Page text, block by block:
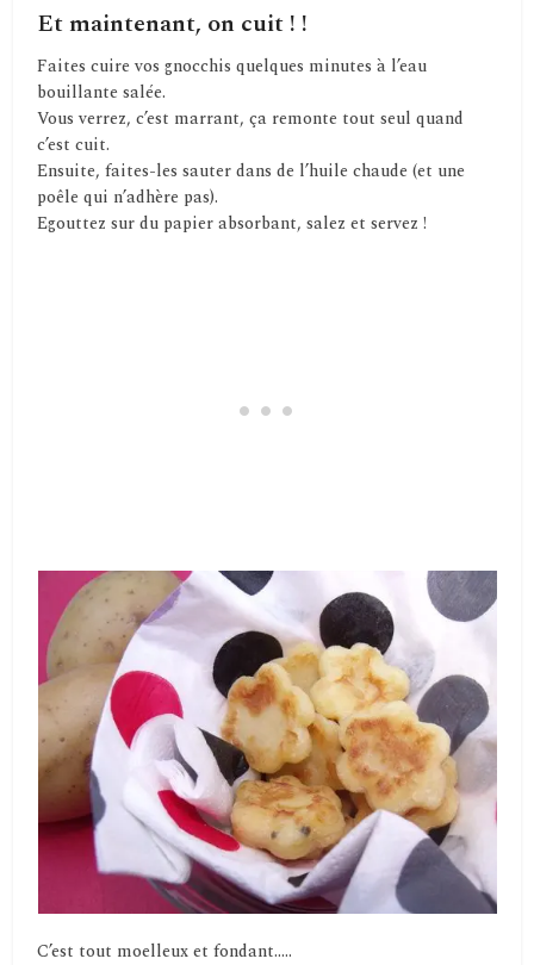
Et maintenant, on cuit ! !
Faites cuire vos gnocchis quelques minutes à l’eau
bouillante salée.
Vous verrez, c’est marrant, ça remonte tout seul quand
c’est cuit.
Ensuite, faites-les sauter dans de l’huile chaude (et une
poêle qui n’adhère pas).
Egouttez sur du papier absorbant, salez et servez !
C’est tout moelleux et fondant…..